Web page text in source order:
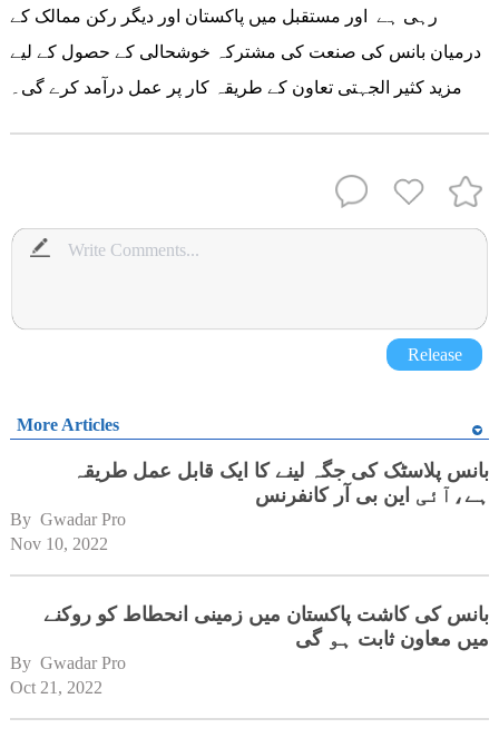
رہی ہے اور مستقبل میں پاکستان اور دیگر رکن ممالک کے
درمیان بانس کی صنعت کی مشترکہ خوشحالی کے حصول کے لیے
مزید کثیر الجہتی تعاون کے طریقہ کار پر عمل درآمد کرے گی۔
Release
More Articles
بانس پلاسٹک کی جگہ لینے کا ایک قابل عمل طریقہ
ہے،آئی این بی آر کانفرنس
By Gwadar Pro
Nov 10, 2022
بانس کی کاشت پاکستان میں زمینی انحطاط کو روکنے
میں معاون ثابت ہو گی
By Gwadar Pro
Oct 21, 2022